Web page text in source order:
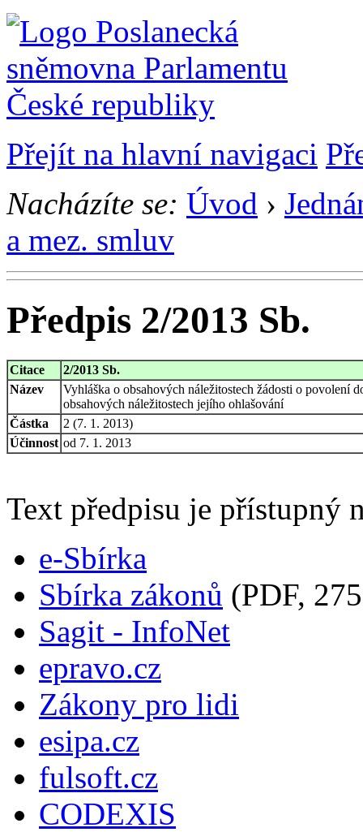
Přejít na hlavní navigaci
Nacházíte se: Úvod ›
a mez. smluv
Předpis 2/2013 Sb.
Citace
2/2013 Sb.
Název
Vyhláška o obsahových náležitostech žádosti o povolení
obsahových náležitostech jejího ohlašování
Částka
2 (7. 1. 2013)
Účinnost od 7. 1. 2013
Text předpisu je přístupný
e-Sbírka
Sbírka zákonů (PDF,
Sagit - InfoNet
epravo.cz
Zákony pro lidi
esipa.cz
fulsoft.cz
CODEXIS